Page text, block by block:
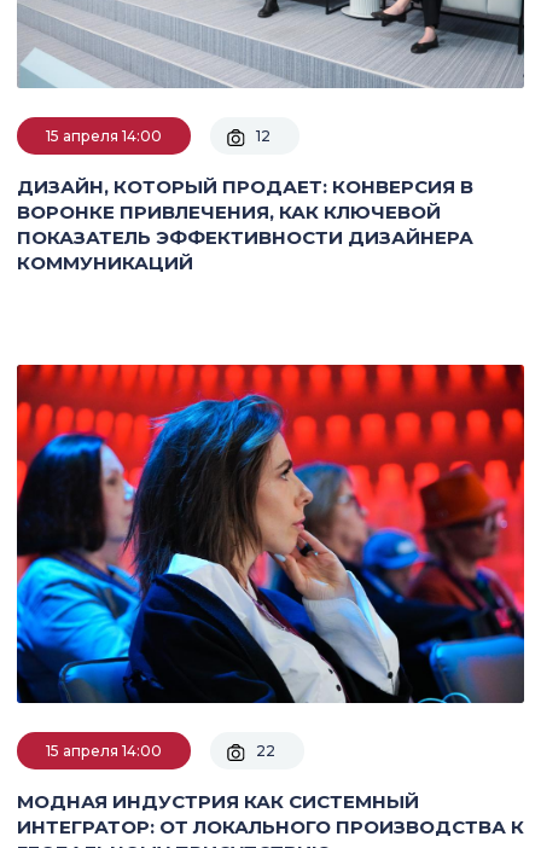
15 апреля 14:00 12
ДИЗАЙН, КОТОРЫЙ ПРОДАЕТ: КОНВЕРСИЯ В
ВОРОНКЕ ПРИВЛЕЧЕНИЯ, КАК КЛЮЧЕВОЙ
ПОКАЗАТЕЛЬ ЭФФЕКТИВНОСТИ ДИЗАЙНЕРА
КОММУНИКАЦИЙ
15 апреля 14:00 22
МОДНАЯ ИНДУСТРИЯ КАК СИСТЕМНЫЙ
ИНТЕГРАТОР: ОТ ЛОКАЛЬНОГО ПРОИЗВОДСТВА К